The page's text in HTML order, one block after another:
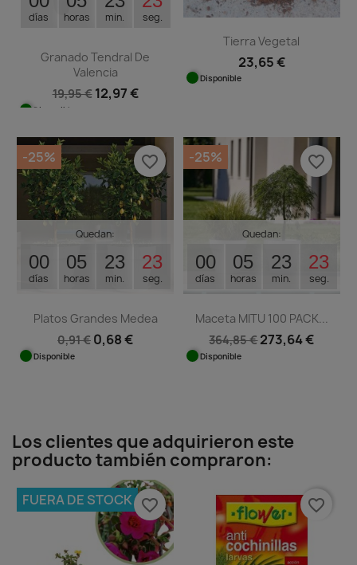
días horas min. seg.
Granado Tendral De
Valencia
19,95 € 12,97 €
Disponible
Tierra Vegetal
23,65 €
Disponible
Quedan:
00
días
05
horas
23
min.
22
seg.
Platos Grandes Medea
0,91 € 0,68 €
Disponible
-25% favorite_border
Quedan:
00
días
05
horas
23
min.
22
seg.
Maceta MITU 100 PACK...
364,85 €273,64 €
Disponible
-25% favorite_border
Los clientes que adquirieron este
producto también compraron:
FUERA DE STOCK favorite_border favorite_border